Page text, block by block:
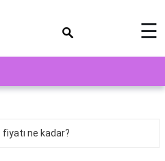
☰
ne kadar?